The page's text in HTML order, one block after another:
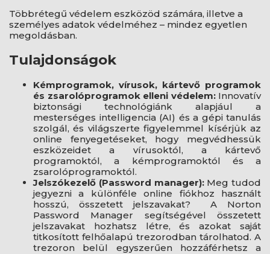
Többrétegű védelem eszközöd számára, illetve a
személyes adatok védelméhez – mindez egyetlen
megoldásban.
Tulajdonságok
Kémprogramok, vírusok, kártevő programok
és zsarolóprogramok elleni védelem:Innovatív
biztonsági technológiánk alapjául a
mesterséges intelligencia (AI) és a gépi tanulás
szolgál, és világszerte figyelemmel kísérjük az
online fenyegetéseket, hogy megvédhessük
eszközeidet a vírusoktól, a kártevő
programoktól, a kémprogramoktól és a
zsarolóprogramoktól.
Jelszókezelő (Password manager):Meg tudod
jegyezni a különféle online fiókhoz használt
hosszú, összetett jelszavakat? A Norton
Password Manager segítségével összetett
jelszavakat hozhatsz létre, és azokat saját
titkosított felhőalapú trezorodban tárolhatod. A
trezoron belül egyszerűen hozzáférhetsz a